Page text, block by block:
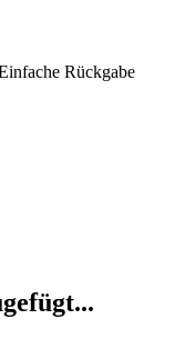
Rückgabe